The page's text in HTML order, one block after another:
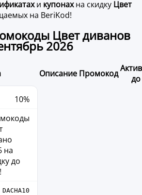
и купонахна скидку Цвет
на BeriKod!
Цвет диванов
2026
Описание Промокод
до
10%
на
до
DACHA10